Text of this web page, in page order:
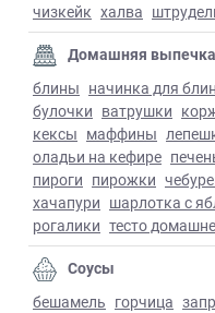
чизкейк халва
Домашняя выпечка
блины начинка для
булочки ватрушки
кексы маффины
оладьи на кефире
пироги пирожки
хачапури шарлотка с
рогалики тесто
Соусы
бешамель горчица